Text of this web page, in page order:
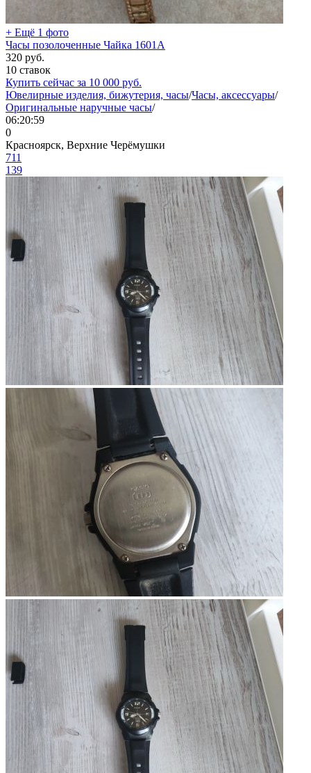
+ Ещё 1 фото
Часы позолоченные Чайка 1601А
320 руб.
10 ставок
Купить сейчас за 10 000 руб.
Ювелирные изделия, бижутерия, часы/Часы, аксессуары/
Оригинальные наручные часы/
06:20:59
0
Красноярск, Верхние Черёмушки
711
139